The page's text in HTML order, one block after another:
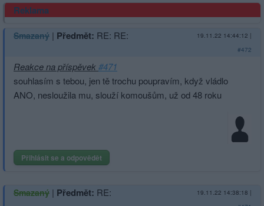
Reklama
Smazaný | Předmět: RE: RE: 19.11.22 14:44:12 |
#472
Reakce na příspěvek#471
souhlasím s tebou, jen tě trochu poupravím, když vládlo
ANO, nesloužila mu, slouží komoušům, už od 48 roku
Přihlásit se a odpovědět
Smazaný | Předmět: RE: 19.11.22 14:38:18 |